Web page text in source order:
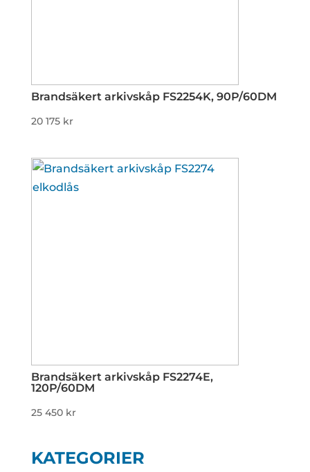
Brandsäkert arkivskåp FS2254K, 90P/60DM
20 175 kr
Brandsäkert arkivskåp FS2274E,
120P/60DM
25 450 kr
KATEGORIER